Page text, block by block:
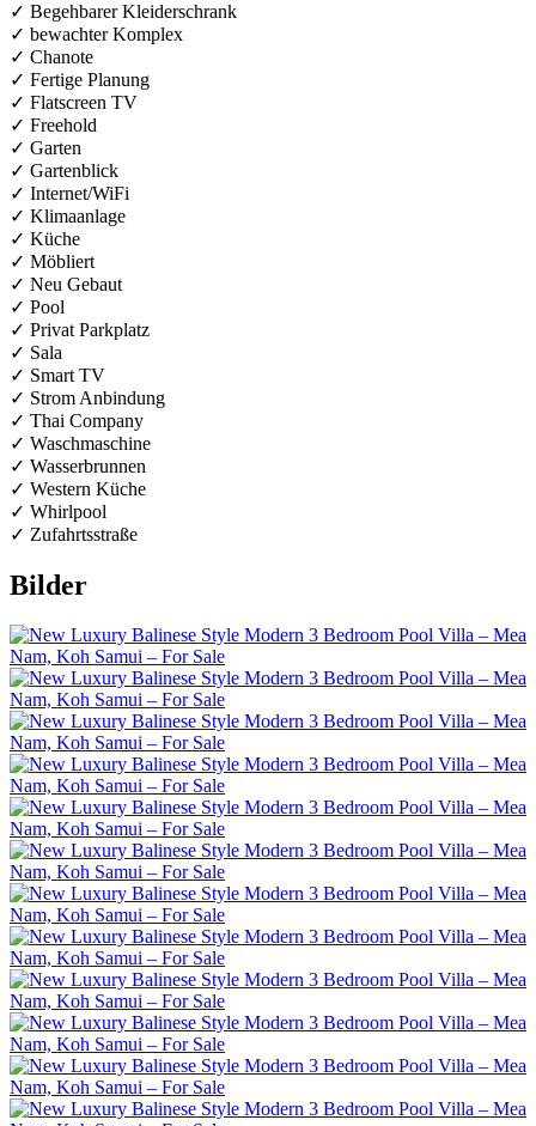
✓ Begehbarer Kleiderschrank
✓ bewachter Komplex
✓ Chanote
✓ Fertige Planung
✓ Flatscreen TV
✓ Freehold
✓ Garten
✓ Gartenblick
✓ Internet/WiFi
✓ Klimaanlage
✓ Küche
✓ Möbliert
✓ Neu Gebaut
✓ Pool
✓ Privat Parkplatz
✓ Sala
✓ Smart TV
✓ Strom Anbindung
✓ Thai Company
✓ Waschmaschine
✓ Wasserbrunnen
✓ Western Küche
✓ Whirlpool
✓ Zufahrtsstraße
Bilder